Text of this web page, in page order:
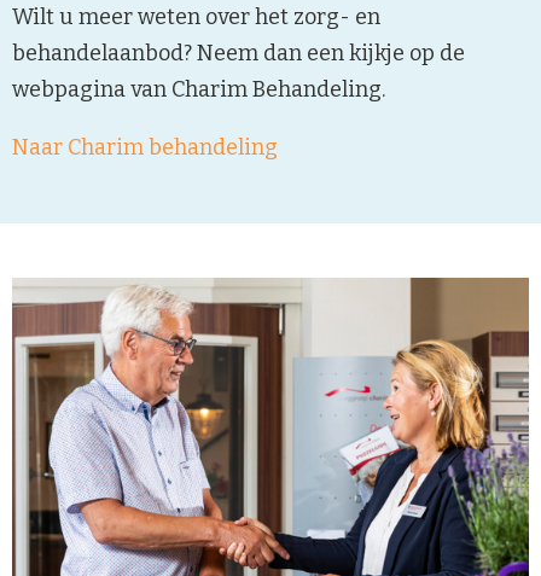
Wilt u meer weten over het zorg- en
behandelaanbod? Neem dan een kijkje op de
webpagina van Charim Behandeling.
Naar Charim behandeling